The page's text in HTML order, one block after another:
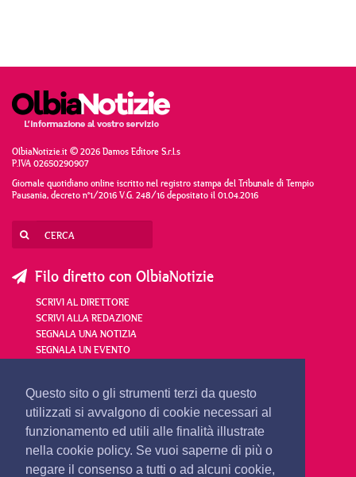
Questo sito o gli strumenti terzi da questo
utilizzati si avvalgono di cookie necessari al
funzionamento ed utili alle finalità illustrate
nella cookie policy. Se vuoi saperne di più o
negare il consenso a tutti o ad alcuni cookie,
OlbiaNotizie.it © 2026 Damos Editore S.r.l.s
P.IVA 02650290907
Giornale quotidiano online iscritto nel registro stampa del Tribunale di Tempio
Pausania, decreto n°1/2016 V.G. 248/16 depositato il 01.04.2016
Filo diretto con OlbiaNotizie
SCRIVI AL DIRETTORE
SCRIVI ALLA REDAZIONE
SEGNALA UNA NOTIZIA
SEGNALA UN EVENTO
redazione@olbianotizie.it